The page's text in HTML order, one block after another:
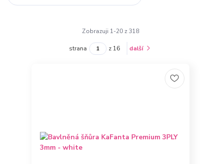
Zobrazuji 1-20 z 318
strana z 16 další